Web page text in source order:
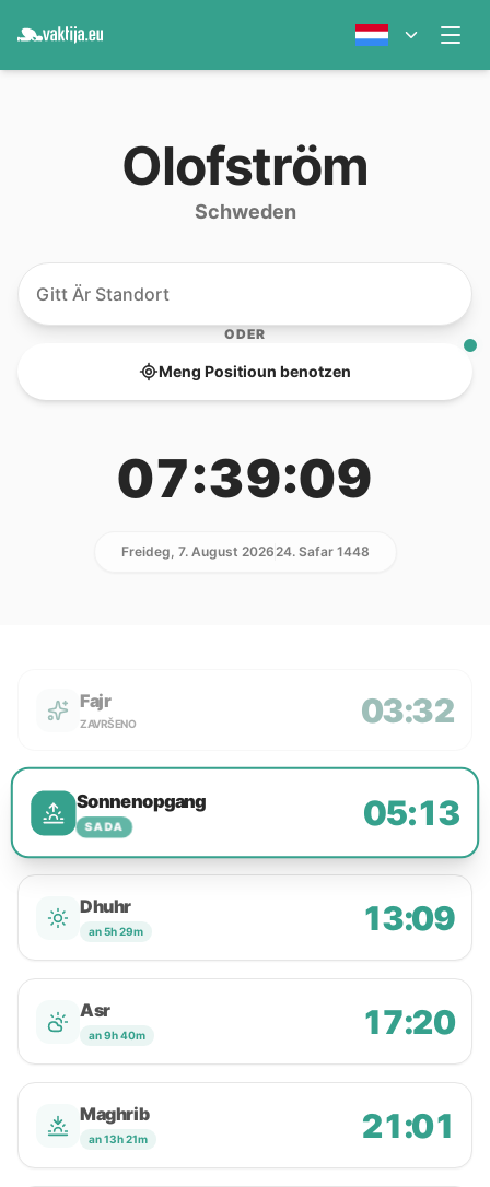
Olofström
Schweden
ODER
Meng Positioun benotzen
07:39:09
Freideg, 7. August 202624. Safar 1448
Fajr
ZAVRŠENO 03:32
Sonnenopgang
SADA 05:13
Dhuhr
an 5h 29m 13:09
Asr
an 9h 40m 17:20
Maghrib
an 13h 21m 21:01